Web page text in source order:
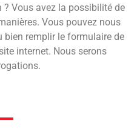
? Vous avez la possibilité de
Vous pouvez nous
bien remplir le formulaire de
internet. Nous serons